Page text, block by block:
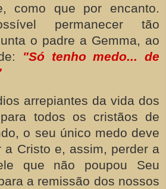
como que por encanto.
permanecer tão
o padre a Gemma, ao
"Só tenho medo... de
arrepiantes da vida dos
todos os cristãos de
o seu único medo deve
a Cristo e, assim, perder a
que não poupou Seu
a remissão dos nossos